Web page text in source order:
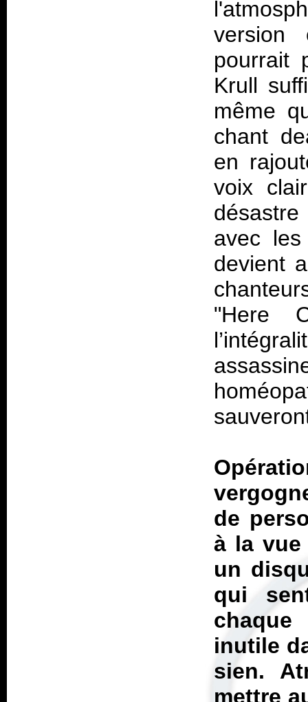
version
pourrait
Krull
même
chant
en
voix
avec
devient
"Here
de
à la vue
un
qui
inutile
sien.
mettre